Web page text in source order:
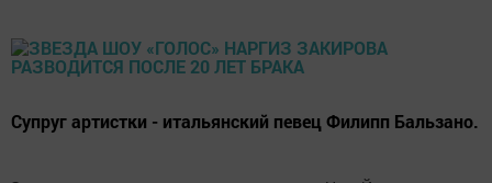
Супруг артистки - итальянский певец Филипп Бальзано.